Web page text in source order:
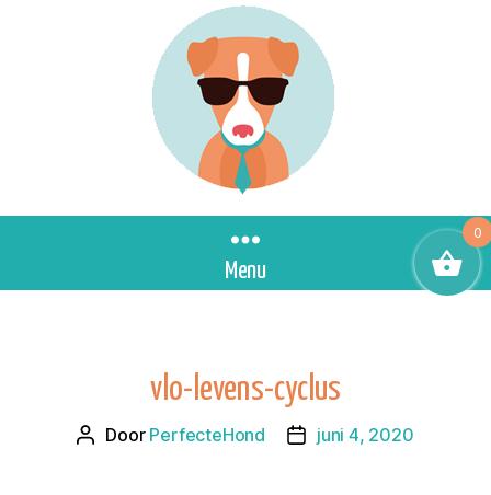
Menu
vlo-levens-cyclus
Berichtauteur
Door PerfecteHond Berichtdatum
juni 4, 2020
0